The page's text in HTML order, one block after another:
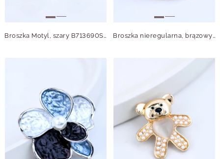
Broszka Motyl, szary B713690S00 Broszka nieregularna, brązowy B713725Z00